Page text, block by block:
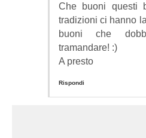
Che buoni questi
tradizioni ci hanno
buoni che
tramandare! :)
A presto
Rispondi